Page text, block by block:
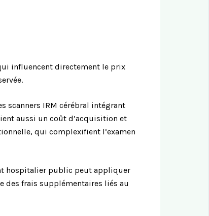
influencent directement le prix
scanners IRM cérébral intégrant
aussi un coût d’acquisition et
qui complexifient l’examen
hospitalier public peut appliquer
des frais supplémentaires liés au